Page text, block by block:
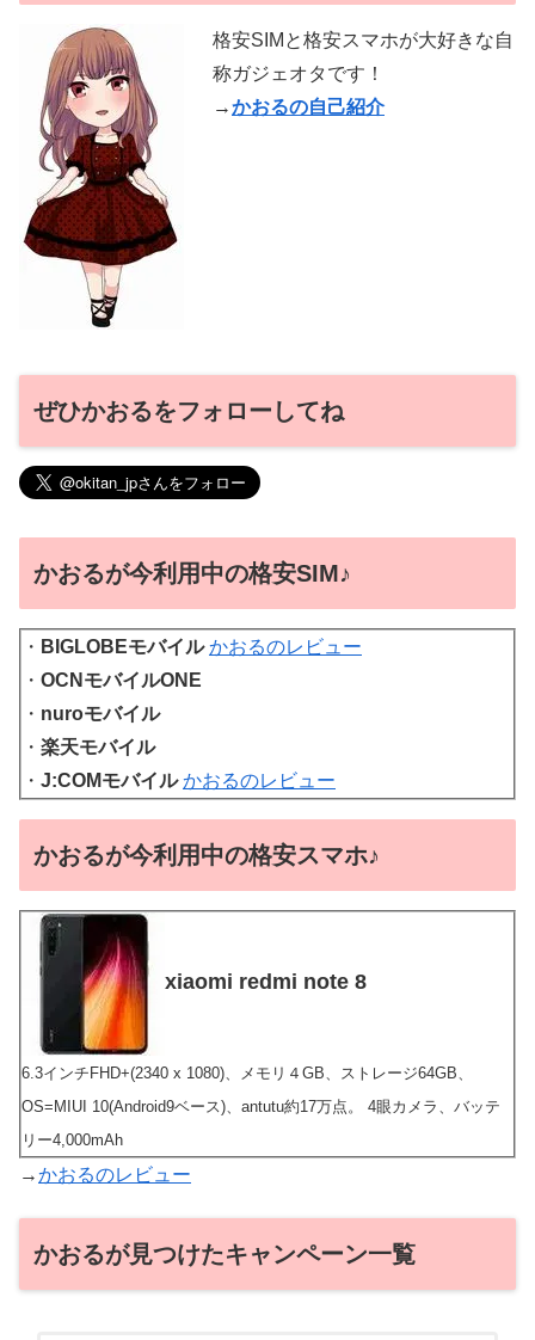
格安SIMと格安スマホが大好きな自
称ガジェオタです！
→かおるの自己紹介
ぜひかおるをフォローしてね
かおるが今利用中の格安SIM♪
・ BIGLOBEモバイル かおるのレビュー
・ OCNモバイルONE
・ nuroモバイル
・ 楽天モバイル
・ J:COMモバイル かおるのレビュー
かおるが今利用中の格安スマホ♪
xiaomi redmi note 8
6.3インチFHD+(2340 x 1080)、メモリ４GB、ストレージ64GB、
OS=MIUI 10(Android9ベース)、antutu約17万点。 4眼カメラ、バッテ
リー4,000mAh
→かおるのレビュー
かおるが見つけたキャンペーン一覧